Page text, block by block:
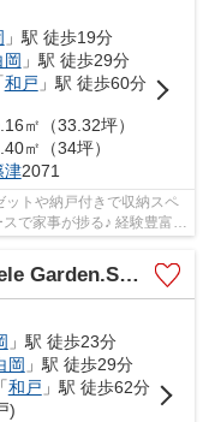
」駅 徒歩19分
岡 」駅 徒歩29分
和戸 」駅 徒歩60分
㎡（33.32坪）
㎡（34坪）
津2071
ットや納戸付きで収納スペ
が捗る♪ 経験豊富な
築戸建 全1棟 1号棟
」駅 徒歩23分
岡 」駅 徒歩29分
「和戸 」駅 徒歩62分
)